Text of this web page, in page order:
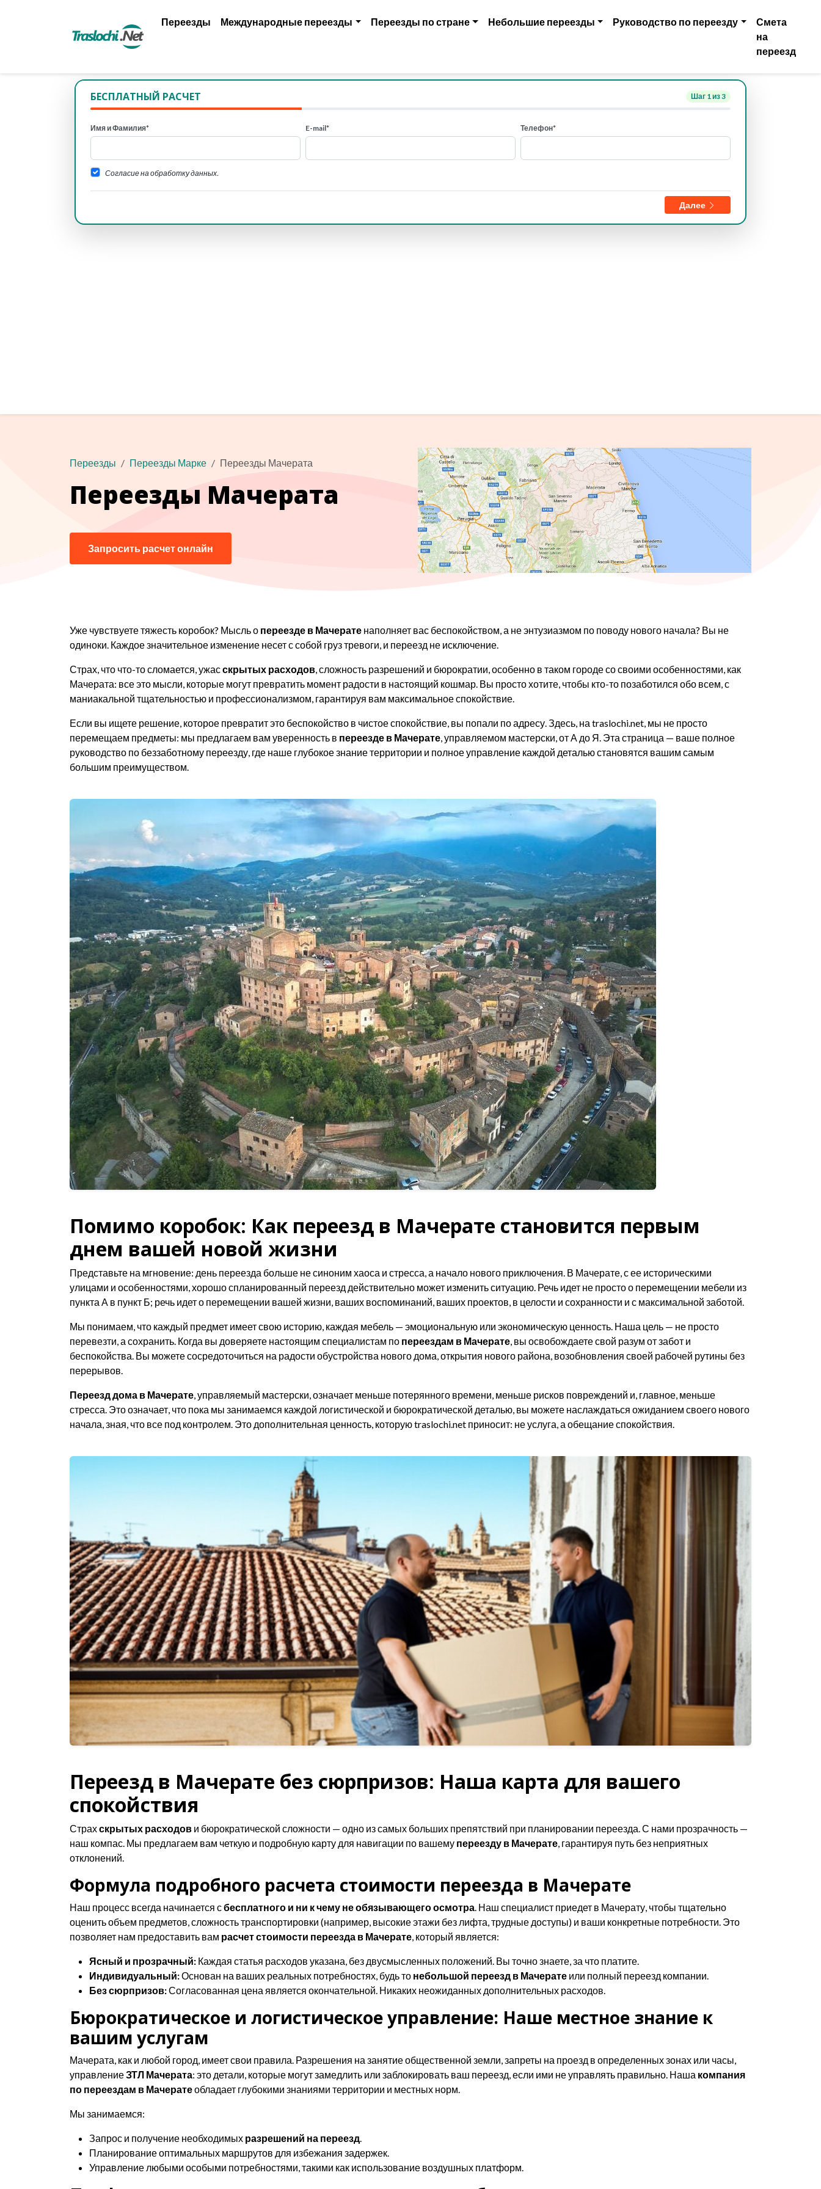
Переезды Международные переезды Переезды по стране Небольшие переезды Руководство по переезду
Смета
на
переезд
БЕСПЛАТНЫЙ РАСЧЕТ Шаг 1из 3
Имя и Фамилия* E-mail* Телефон*
Согласие на обработку данных.
Далее
Переезды Переезды Марке Переезды Мачерата
Переезды Мачерата
Запросить расчет онлайн
Уже чувствуете тяжесть коробок? Мысль о переезде в Мачерате наполняет вас беспокойством, а не энтузиазмом по поводу нового начала? Вы не
одиноки. Каждое значительное изменение несет с собой груз тревоги, и переезд не исключение.
Страх, что что-то сломается, ужасскрытых расходов, сложность разрешений и бюрократии, особенно в таком городе со своими особенностями, как
Мачерата: все это мысли, которые могут превратить момент радости в настоящий кошмар. Вы просто хотите, чтобы кто-то позаботился обо всем, с
маниакальной тщательностью и профессионализмом, гарантируя вам максимальное спокойствие.
Если вы ищете решение, которое превратит это беспокойство в чистое спокойствие, вы попали по адресу. Здесь, на traslochi.net, мы не просто
перемещаем предметы: мы предлагаем вам уверенность в переезде в Мачерате, управляемом мастерски, от А до Я. Эта страница — ваше полное
руководство по беззаботному переезду, где наше глубокое знание территории и полное управление каждой деталью становятся вашим самым
большим преимуществом.
Помимо коробок: Как переезд в Мачерате становится первым
днем вашей новой жизни
Представьте на мгновение: день переезда больше не синоним хаоса и стресса, а начало нового приключения. В Мачерате, с ее историческими
улицами и особенностями, хорошо спланированный переезд действительно может изменить ситуацию. Речь идет не просто о перемещении мебели из
пункта А в пункт Б; речь идет о перемещении вашей жизни, ваших воспоминаний, ваших проектов, в целости и сохранности и с максимальной заботой.
Мы понимаем, что каждый предмет имеет свою историю, каждая мебель — эмоциональную или экономическую ценность. Наша цель — не просто
перевезти, а сохранить. Когда вы доверяете настоящим специалистам по переездам в Мачерате, вы освобождаете свой разум от забот и
беспокойства. Вы можете сосредоточиться на радости обустройства нового дома, открытия нового района, возобновления своей рабочей рутины без
перерывов.
Переезд дома в Мачерате, управляемый мастерски, означает меньше потерянного времени, меньше рисков повреждений и, главное, меньше
стресса. Это означает, что пока мы занимаемся каждой логистической и бюрократической деталью, вы можете наслаждаться ожиданием своего нового
начала, зная, что все под контролем. Это дополнительная ценность, которую traslochi.net приносит: не услуга, а обещание спокойствия.
Переезд в Мачерате без сюрпризов: Наша карта для вашего
спокойствия
Страхскрытых расходов и бюрократической сложности — одно из самых больших препятствий при планировании переезда. С нами прозрачность —
наш компас. Мы предлагаем вам четкую и подробную карту для навигации по вашему переезду в Мачерате , гарантируя путь без неприятных
отклонений.
Формула подробного расчета стоимости переезда в Мачерате
Наш процесс всегда начинается сбесплатного и ни к чему не обязывающего осмотра . Наш специалист приедет в Мачерату, чтобы тщательно
оценить объем предметов, сложность транспортировки (например, высокие этажи без лифта, трудные доступы) и ваши конкретные потребности. Это
позволяет нам предоставить вам расчет стоимости переезда в Мачерате , который является:
Ясный и прозрачный: Каждая статья расходов указана, без двусмысленных положений. Вы точно знаете, за что платите.
Индивидуальный:Основан на ваших реальных потребностях, будь то небольшой переезд в Мачерате или полный переезд компании.
Без сюрпризов:Согласованная цена является окончательной. Никаких неожиданных дополнительных расходов.
Бюрократическое и логистическое управление: Наше местное знание к
вашим услугам
Мачерата, как и любой город, имеет свои правила. Разрешения на занятие общественной земли, запреты на проезд в определенных зонах или часы,
управлениеЗТЛ Мачерата: это детали, которые могут замедлить или заблокировать ваш переезд, если ими не управлять правильно. Наша компания
по переездам в Мачератеобладает глубокими знаниями территории и местных норм.
Мы занимаемся:
Запрос и получение необходимых разрешений на переезд
Планирование оптимальных маршрутов для избежания задержек.
Управление любыми особыми потребностями, такими как использование воздушных платформ.